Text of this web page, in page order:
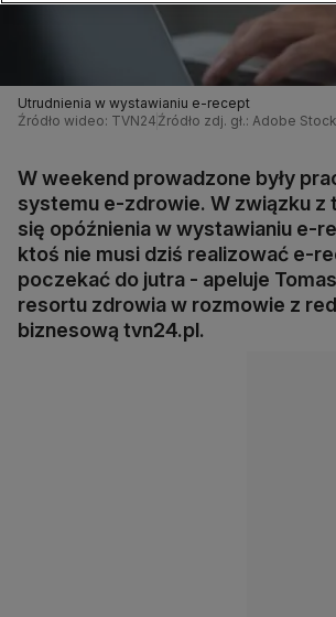
Utrudnienia w wystawianiu e-recept
Źródło wideo: TVN24 Źródło zdj. gł.: Adobe Stock
W weekend prowadzone były
systemu e-zdrowie. W związku z
się opóźnienia w wystawianiu e-
ktoś nie musi dziś realizować e-
poczekać do jutra - apeluje
resortu zdrowia w rozmowie z
biznesową tvn24.pl.